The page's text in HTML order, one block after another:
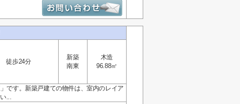
徒歩24分
新築
南東
木造
96.88㎡
です。新築戸建ての物件は、室内のレイア
...